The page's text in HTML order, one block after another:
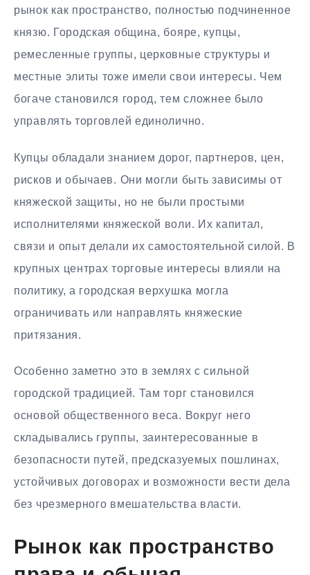
рынок как пространство, полностью подчиненное
князю. Городская община, бояре, купцы,
ремесленные группы, церковные структуры и
местные элиты тоже имели свои интересы. Чем
богаче становился город, тем сложнее было
управлять торговлей единолично.
Купцы обладали знанием дорог, партнеров, цен,
рисков и обычаев. Они могли быть зависимы от
княжеской защиты, но не были простыми
исполнителями княжеской воли. Их капитал,
связи и опыт делали их самостоятельной силой. В
крупных центрах торговые интересы влияли на
политику, а городская верхушка могла
ограничивать или направлять княжеские
притязания.
Особенно заметно это в землях с сильной
городской традицией. Там торг становился
основой общественного веса. Вокруг него
складывались группы, заинтересованные в
безопасности путей, предсказуемых пошлинах,
устойчивых договорах и возможности вести дела
без чрезмерного вмешательства власти.
Рынок как пространство